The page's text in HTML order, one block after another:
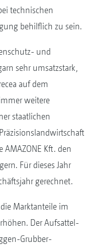
technischen
behilflich zu sein.
und
sehr umsatzstark,
auf dem
weitere
staatlichen
Kft. den
Für dieses Jahr
gerechnet.
Marktanteile im
Der Aufsattel-
Grubber-